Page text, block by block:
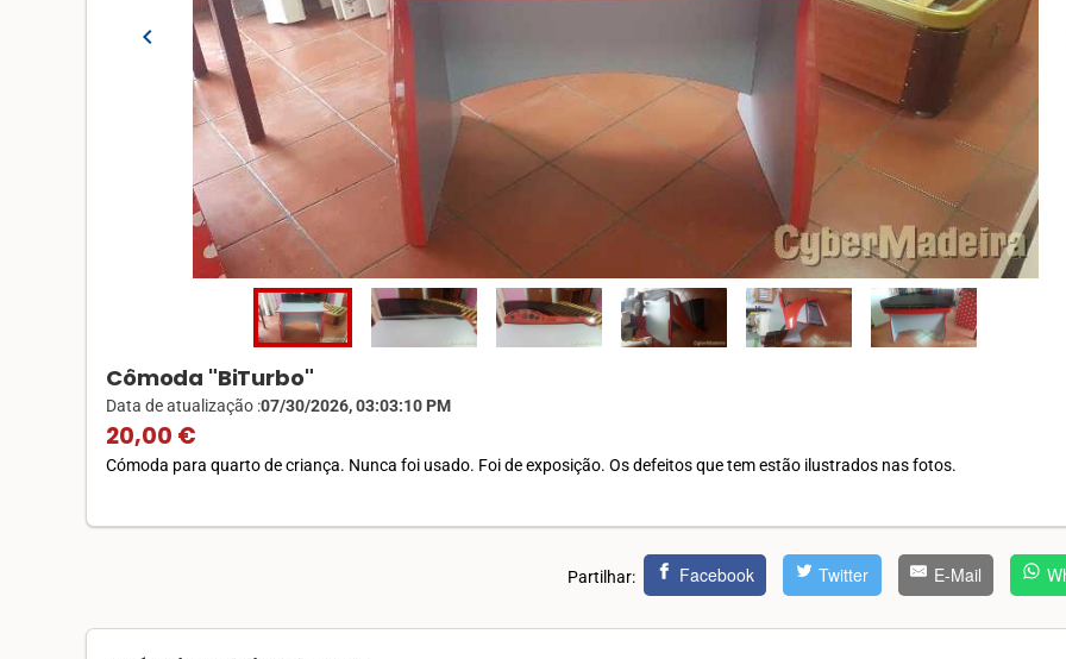
chevron_left
Cômoda "BiTurbo"
Data de atualização :07/30/2026, 03:03:10 PM
20,00 €
Cómoda para quarto de criança. Nunca foi usado. Foi de exposição. Os defeitos que tem estão ilustrados nas fotos.
Partilhar: Facebook Twitter E-Mail